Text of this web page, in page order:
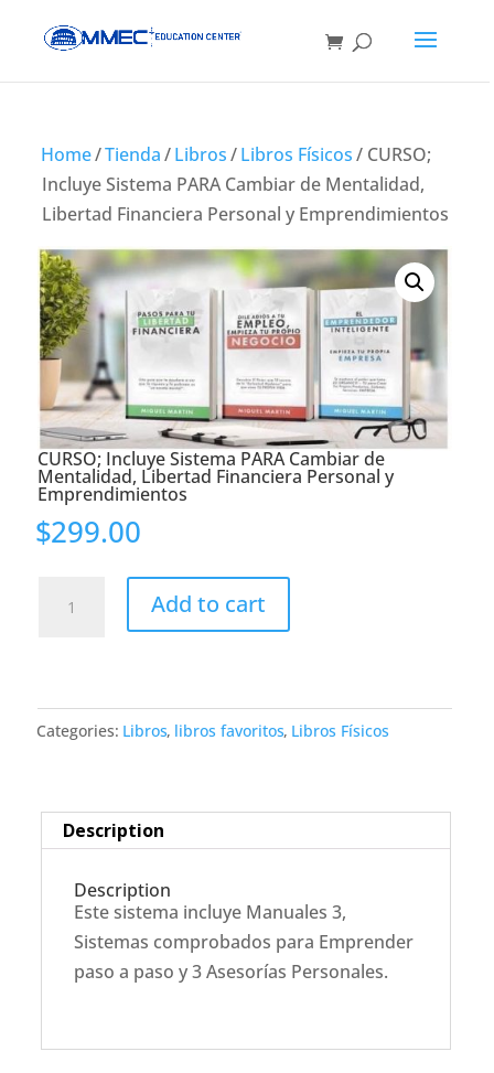
Home/Tienda/Libros/Libros Físicos/ CURSO;
Incluye Sistema PARA Cambiar de Mentalidad,
Libertad Financiera Personal y Emprendimientos
CURSO; Incluye Sistema PARA Cambiar de
Mentalidad, Libertad Financiera Personal y
Emprendimientos
$299.00
Incluye
Cambiar
de
Financiera
Emprendimientos
quantity
Add to cart
Categories: Libros, libros favoritos, Libros Físicos
Description
Description
Este sistema incluye Manuales 3,
Sistemas comprobados para Emprender
paso a paso y 3 Asesorías Personales.